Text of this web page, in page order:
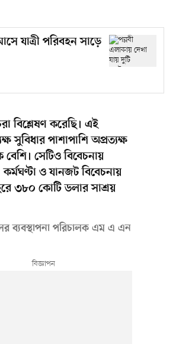
যাত্রী পরিবহন সাড়ে
বিশ্লেষণ করেছি। এই
সুবিধার পাশাপাশি অপ্রত্যক্ষ
সেটিও বিবেচনায়
ও যানজট বিবেচনায়
৩৮০ কোটি ডলার সাশ্রয়
ব্যবস্থাপনা পরিচালক এম এ এন